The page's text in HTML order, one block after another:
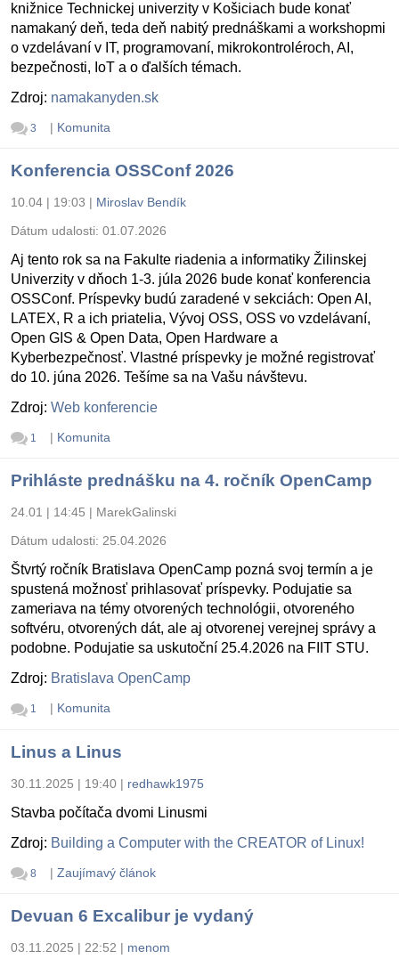
knižnice Technickej univerzity v Košiciach bude konať
namakaný deň, teda deň nabitý prednáškami a workshopmi
o vzdelávaní v IT, programovaní, mikrokontroléroch, AI,
bezpečnosti, IoT a o ďalších témach.
Zdroj: namakanyden.sk
3 | Komunita
Konferencia OSSConf 2026
10.04 | 19:03 | Miroslav Bendík
Dátum udalosti: 01.07.2026
Aj tento rok sa na Fakulte riadenia a informatiky Žilinskej
Univerzity v dňoch 1-3. júla 2026 bude konať konferencia
OSSConf. Príspevky budú zaradené v sekciách: Open AI,
LATEX, R a ich priatelia, Vývoj OSS, OSS vo vzdelávaní,
Open GIS & Open Data, Open Hardware a
Kyberbezpečnosť. Vlastné príspevky je možné registrovať
do 10. júna 2026. Tešíme sa na Vašu návštevu.
Zdroj: Web konferencie
1 | Komunita
Prihláste prednášku na 4. ročník OpenCamp
24.01 | 14:45 | MarekGalinski
Dátum udalosti: 25.04.2026
Štvrtý ročník Bratislava OpenCamp pozná svoj termín a je
spustená možnosť prihlasovať príspevky. Podujatie sa
zameriava na témy otvorených technológii, otvoreného
softvéru, otvorených dát, ale aj otvorenej verejnej správy a
podobne. Podujatie sa uskutoční 25.4.2026 na FIIT STU.
Zdroj: Bratislava OpenCamp
1 | Komunita
Linus a Linus
30.11.2025 | 19:40 | redhawk1975
Stavba počítača dvomi Linusmi
Zdroj: Building a Computer with the CREATOR of Linux!
8 | Zaujímavý článok
Devuan 6 Excalibur je vydaný
03.11.2025 | 22:52 | menom